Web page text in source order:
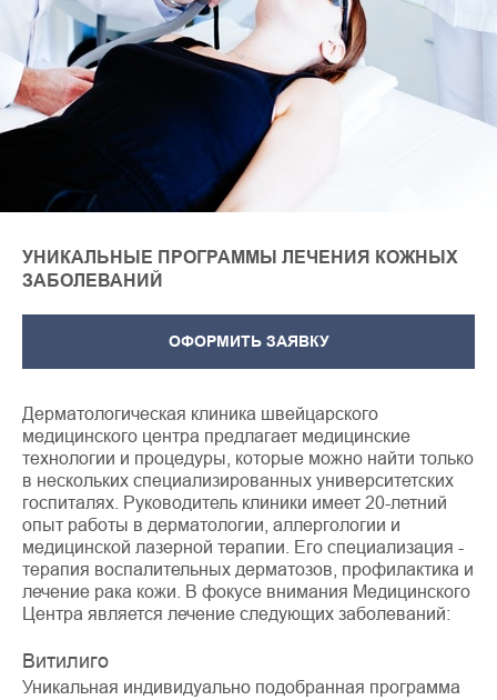
УНИКАЛЬНЫЕ ПРОГРАММЫ ЛЕЧЕНИЯ КОЖНЫХ
ЗАБОЛЕВАНИЙ
ОФОРМИТЬ ЗАЯВКУ
Дерматологическая клиника швейцарского
медицинского центра предлагает медицинские
технологии и процедуры, которые можно найти только
в нескольких специализированных университетских
госпиталях. Руководитель клиники имеет 20-летний
опыт работы в дерматологии, аллергологии и
медицинской лазерной терапии. Его специализация -
терапия воспалительных дерматозов, профилактика и
лечение рака кожи. В фокусе внимания Медицинского
Центра является лечение следующих заболеваний:
Витилиго
Уникальная индивидуально подобранная программа